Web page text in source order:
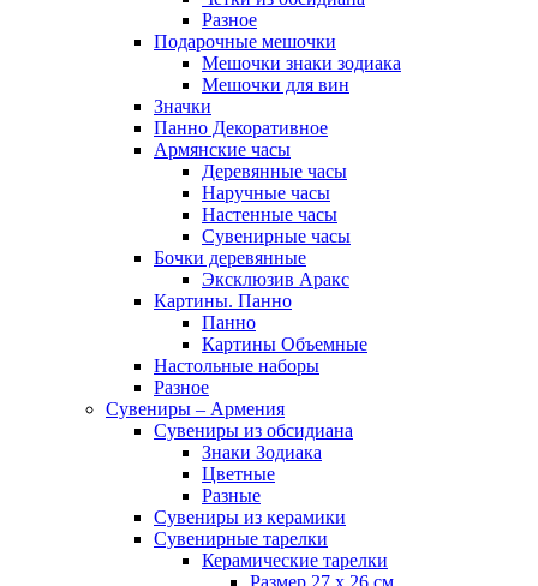
Разное
Подарочные мешочки
Мешочки знаки зодиака
Мешочки для вин
Значки
Панно Декоративное
Армянские часы
Деревянные часы
Наручные часы
Настенные часы
Сувенирные часы
Бочки деревянные
Эксклюзив Аракс
Картины. Панно
Панно
Картины Объемные
Настольные наборы
Разное
Сувениры – Армения
Сувениры из обсидиана
Знаки Зодиака
Цветные
Разные
Сувениры из керамики
Сувенирные тарелки
Керамические тарелки
Размер 27 х 26 см